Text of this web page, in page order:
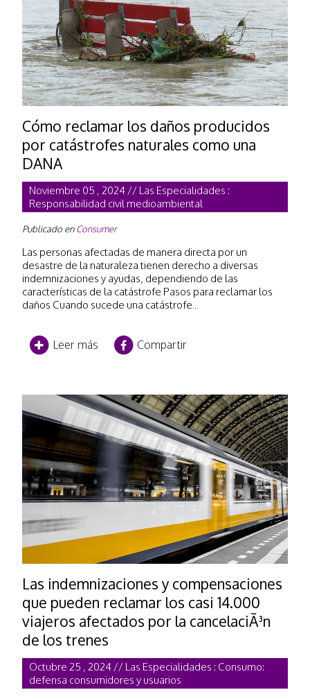
Cómo reclamar los daños producidos
por catástrofes naturales como una
DANA
Noviembre 05 , 2024 // Las Especialidades :
Responsabilidad civil medioambiental
Publicado enConsumer
Las personas afectadas de manera directa por un
desastre de la naturaleza tienen derecho a diversas
indemnizaciones y ayudas, dependiendo de las
características de la catástrofe Pasos para reclamar los
daños Cuando sucede una catástrofe...
Leer más Compartir
Las indemnizaciones y compensaciones
que pueden reclamar los casi 14.000
viajeros afectados por la cancelaciÃ³n
de los trenes
Octubre 25 , 2024 // Las Especialidades : Consumo:
defensa consumidores y usuarios